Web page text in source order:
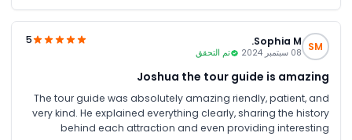
SM
Sophia M.
08 سبتمبر 2024 تم التحقق
5
Joshua the tour guide is amazing
The tour guide was absolutely amazing riendly, patient, and
very kind. He explained everything clearly, sharing the history
behind each attraction and even providing interesting